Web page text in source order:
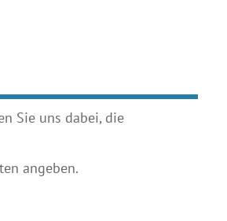
Sie uns dabei, die
angeben.